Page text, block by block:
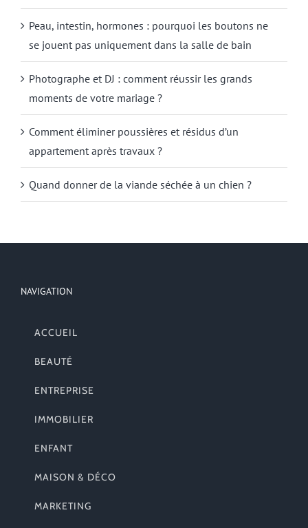
Peau, intestin, hormones : pourquoi les boutons ne
se jouent pas uniquement dans la salle de bain
Photographe et DJ : comment réussir les grands
moments de votre mariage ?
Comment éliminer poussières et résidus d’un
appartement après travaux ?
Quand donner de la viande séchée à un chien ?
NAVIGATION
ACCUEIL
BEAUTÉ
ENTREPRISE
IMMOBILIER
ENFANT
MAISON & DÉCO
MARKETING